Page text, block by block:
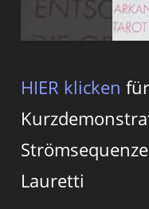
HIER klicken
Lauretti